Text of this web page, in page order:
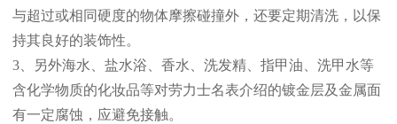
与超过或相同硬度的物体摩擦碰撞外，还要定期清洗，以保
持其良好的装饰性。
3、另外海水、盐水浴、香水、洗发精、指甲油、洗甲水等
含化学物质的化妆品等对劳力士名表介绍的镀金层及金属面
有一定腐蚀，应避免接触。